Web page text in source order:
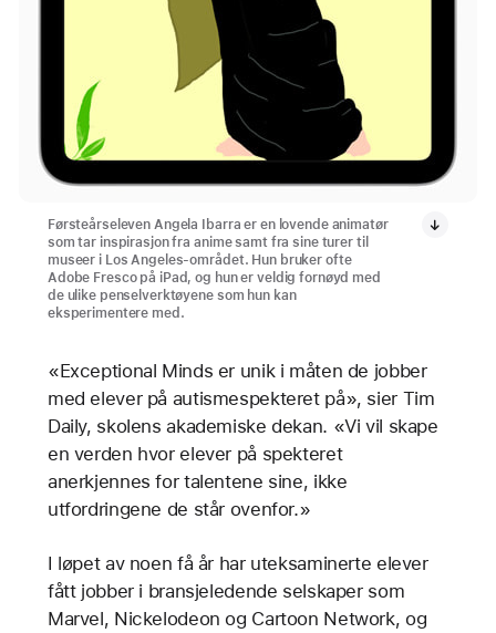
Førsteårseleven Angela Ibarra er en lovende animatør
som tar inspirasjon fra anime samt fra sine turer til
museer i Los Angeles-området. Hun bruker ofte
Adobe Fresco på iPad, og hun er veldig fornøyd med
de ulike penselverktøyene som hun kan
eksperimentere med.
«Exceptional Minds er unik i måten de jobber
med elever på autismespekteret på», sier Tim
Daily, skolens akademiske dekan. «Vi vil skape
en verden hvor elever på spekteret
anerkjennes for talentene sine, ikke
utfordringene de står ovenfor.»
I løpet av noen få år har uteksaminerte elever
fått jobber i bransjeledende selskaper som
Marvel, Nickelodeon og Cartoon Network, og